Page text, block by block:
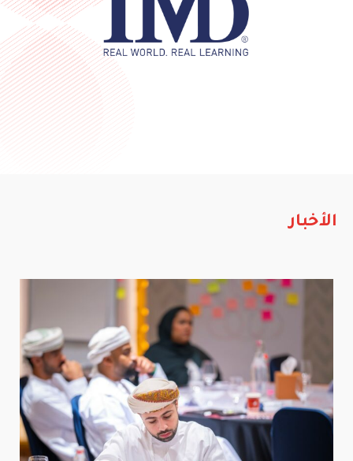
الأخبار